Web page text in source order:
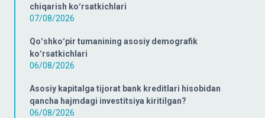
chiqarish koʻrsatkichlari
07/08/2026
Qoʻshkoʻpir tumanining asosiy demografik
koʻrsatkichlari
06/08/2026
Asosiy kapitalga tijorat bank kreditlari hisobidan
qancha hajmdagi investitsiya kiritilgan?
06/08/2026